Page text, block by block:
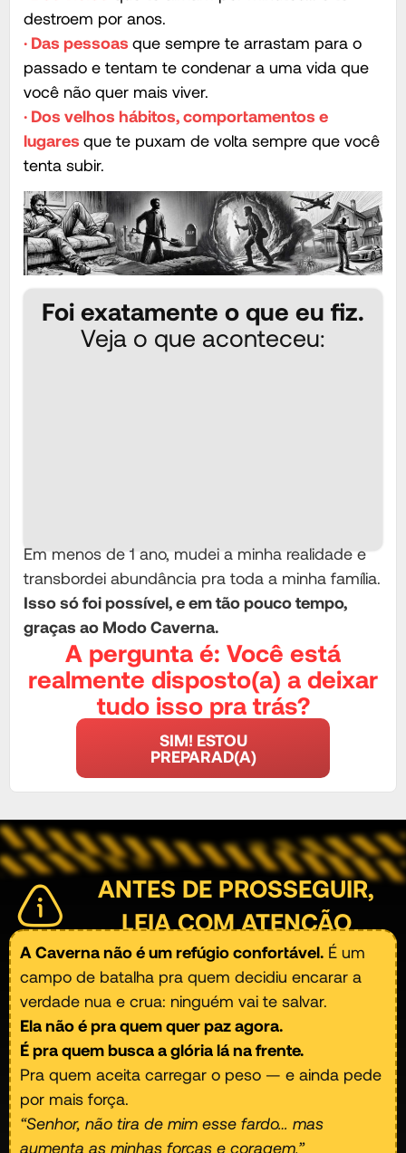
destroem por anos.
· Das pessoas que sempre te arrastam para o
passado e tentam te condenar a uma vida que
você não quer mais viver.
· Dos velhos hábitos, comportamentos e
lugares que te puxam de volta sempre que você
tenta subir.
Foi exatamente o que eu fiz.
Veja o que aconteceu:
Em menos de 1 ano, mudei a minha realidade e
transbordei abundância pra toda a minha família.
Isso só foi possível, e em tão pouco tempo,
graças ao Modo Caverna.
A pergunta é: Você está
realmente disposto(a) a deixar
tudo isso pra trás?
SIM! ESTOU
PREPARAD(A)
ANTES DE PROSSEGUIR,
LEIA COM ATENÇÃO
A Caverna não é um refúgio confortável. É um
campo de batalha pra quem decidiu encarar a
verdade nua e crua: ninguém vai te salvar.
Ela não é pra quem quer paz agora.
É pra quem busca a glória lá na frente.
Pra quem aceita carregar o peso — e ainda pede
por mais força.
“Senhor, não tira de mim esse fardo… mas
aumenta as minhas forças e coragem.”